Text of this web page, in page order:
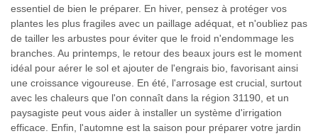
essentiel de bien le préparer. En hiver, pensez à protéger vos
plantes les plus fragiles avec un paillage adéquat, et n'oubliez pas
de tailler les arbustes pour éviter que le froid n'endommage les
branches. Au printemps, le retour des beaux jours est le moment
idéal pour aérer le sol et ajouter de l'engrais bio, favorisant ainsi
une croissance vigoureuse. En été, l'arrosage est crucial, surtout
avec les chaleurs que l'on connaît dans la région 31190, et un
paysagiste peut vous aider à installer un système d'irrigation
efficace. Enfin, l'automne est la saison pour préparer votre jardin